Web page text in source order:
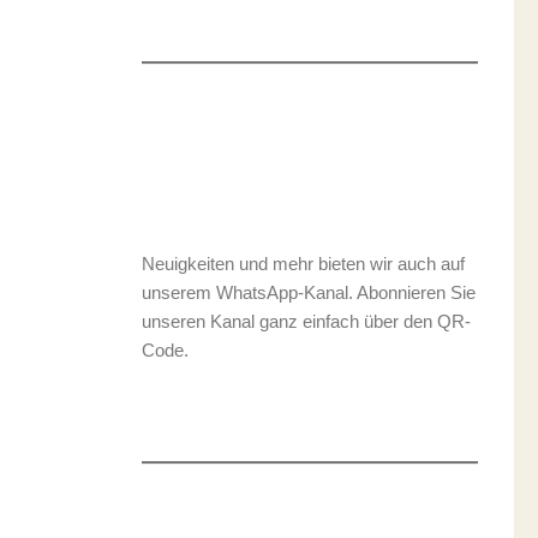
Neuigkeiten und mehr bieten wir auch auf
unserem WhatsApp-Kanal. Abonnieren Sie
unseren Kanal ganz einfach über den QR-
Code.